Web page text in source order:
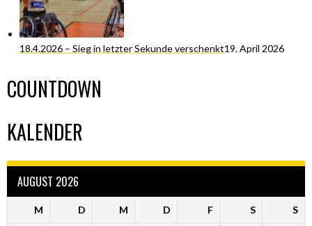
18.4.2026 – Sieg in letzter Sekunde verschenkt19. April 2026
COUNTDOWN
KALENDER
AUGUST 2026
M D M D F S S